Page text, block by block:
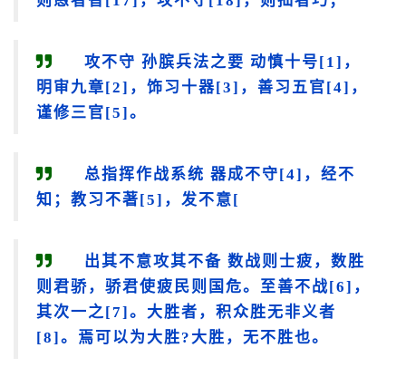
攻不守 孙膑兵法之要 动慎十号[1]，
明审九章[2]，饰习十器[3]，善习五官[4]，
谨修三官[5]。
总指挥作战系统 器成不守[4]，经不
知；教习不著[5]，发不意[
出其不意攻其不备 数战则士疲，数胜
则君骄，骄君使疲民则国危。至善不战[6]，
其次一之[7]。大胜者，积众胜无非义者
[8]。焉可以为大胜?大胜，无不胜也。